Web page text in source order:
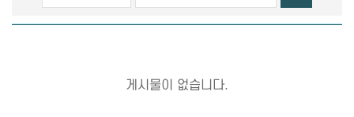
게시물이 없습니다.